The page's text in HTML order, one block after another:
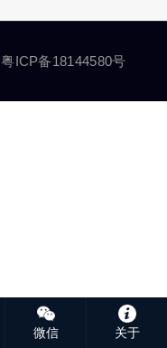
粤ICP备18144580号
微信 关于